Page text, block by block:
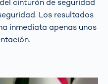
cinturón de seguridad
Los resultados
inmediata apenas unos